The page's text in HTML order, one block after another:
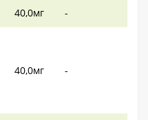
40,0мг -
40,0мг -